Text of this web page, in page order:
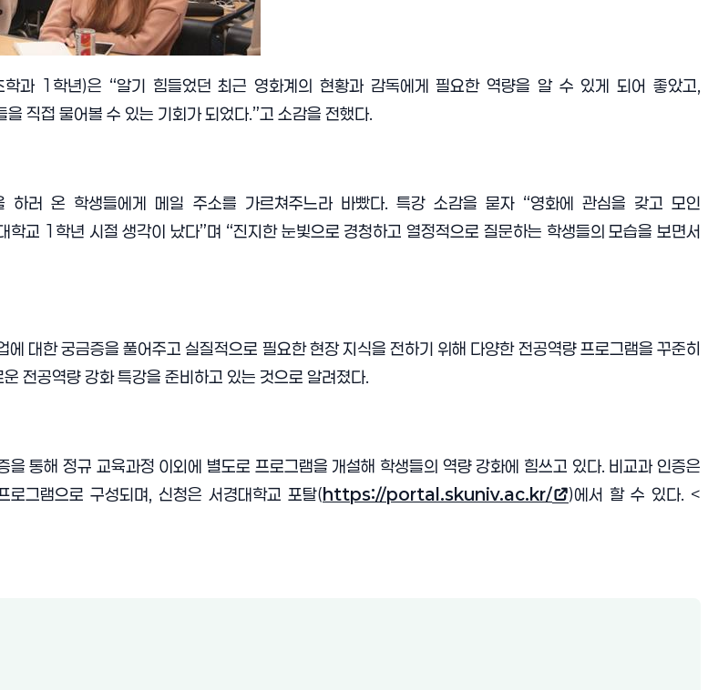
학과 1 학년)은 “알기 힘들었던 최근 영화계의 현황과 감독에게 필요한 역량을 알 수 있게 되어 좋았고,
직접 물어볼 수 있는 기회가 되었다.”고 소감을 전했다.
하러 온 학생들에게 메일 주소를 가르쳐주느라 바빴다. 특강 소감을 묻자 “영화에 관심을 갖고 모인
학교 1 학년 시절 생각이 났다”며 “진지한 눈빛으로 경청하고 열정적으로 질문하는 학생들의 모습을 보면서
에 대한 궁금증을 풀어주고 실질적으로 필요한 현장 지식을 전하기 위해 다양한 전공역량 프로그램을 꾸준히
운 전공역량 강화 특강을 준비하고 있는 것으로 알려졌다.
을 통해 정규 교육과정 이외에 별도로 프로그램을 개설해 학생들의 역량 강화에 힘쓰고 있다. 비교과 인증은
로그램으로 구성되며, 신청은 서경대학교 포탈(https://portal.skuniv.ac.kr/
(새 창 열림) )에서 할 수 있다. <